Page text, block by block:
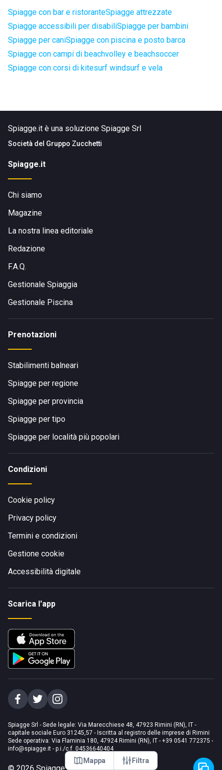
Mappa Filtra
Spiagge con bar e ristoranteSpiagge attrezzate
Spiagge accessibili per disabiliSpiagge per bambini
Spiagge per caniSpiagge con piscina e posto barca
Spiagge con campi di beachvolley e beachsoccer
Spiagge con corsi di kitesurf windsurf e vela
Spiagge.it è una soluzione Spiagge Srl
Società del Gruppo Zucchetti
Spiagge.it
Chi siamo
Magazine
La nostra linea editoriale
Redazione
F.A.Q.
Gestionale Spiaggia
Gestionale Piscina
Prenotazioni
Stabilimenti balneari
Spiagge per regione
Spiagge per provincia
Spiagge per tipo
Spiagge per località più popolari
Condizioni
Cookie policy
Privacy policy
Termini e condizioni
Gestione cookie
Accessibilità digitale
Scarica l'app
Spiagge Srl - Sede legale: Via Marecchiese 48, 47923 Rimini (RN), IT -
capitale sociale Euro 31245,57 - Iscritta al registro delle imprese di Rimini
Sede operativa: Via Flaminia 180, 47924 Rimini (RN), IT - +39 0541 772375 -
info@spiagge.it - p.i./c.f. 04536640404